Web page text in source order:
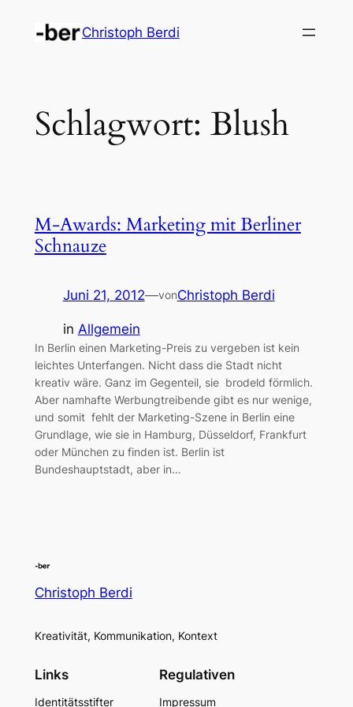
Inhalt
Christoph Berdi
Schlagwort: Blush
M-Awards: Marketing mit Berliner
Schnauze
Juni 21, 2012—vonChristoph Berdi
in Allgemein
In Berlin einen Marketing-Preis zu vergeben ist kein
leichtes Unterfangen. Nicht dass die Stadt nicht
kreativ wäre. Ganz im Gegenteil, sie brodeld förmlich.
Aber namhafte Werbungtreibende gibt es nur wenige,
und somit fehlt der Marketing-Szene in Berlin eine
Grundlage, wie sie in Hamburg, Düsseldorf, Frankfurt
oder München zu finden ist. Berlin ist
Bundeshauptstadt, aber in…
Christoph Berdi
Kreativität, Kommunikation, Kontext
Links
Identitätsstifter
Regulativen
Impressum